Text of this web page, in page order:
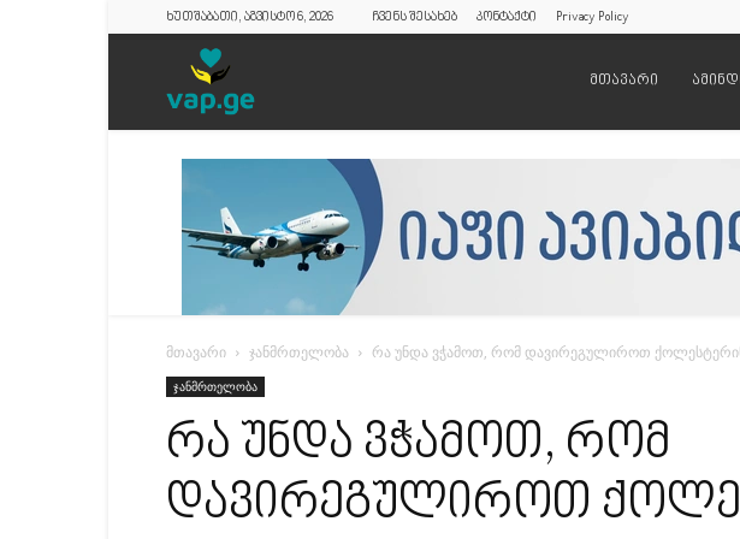
ხუთშაბათი, აგვისტო 6, 2026 ჩვენს შესახებ კონტაქტი Privacy Policy
მთავარი
მთავარი ჯანმრთელობა რა უნდა ვჭამოთ, რომ დავირეგულიროთ
ჯანმრთელობა
რა უნდა ვჭამოთ, რომ
დავირეგულიროთ